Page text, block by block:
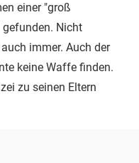
einer "groß
gefunden. Nicht
immer. Auch der
keine Waffe finden.
zu seinen Eltern